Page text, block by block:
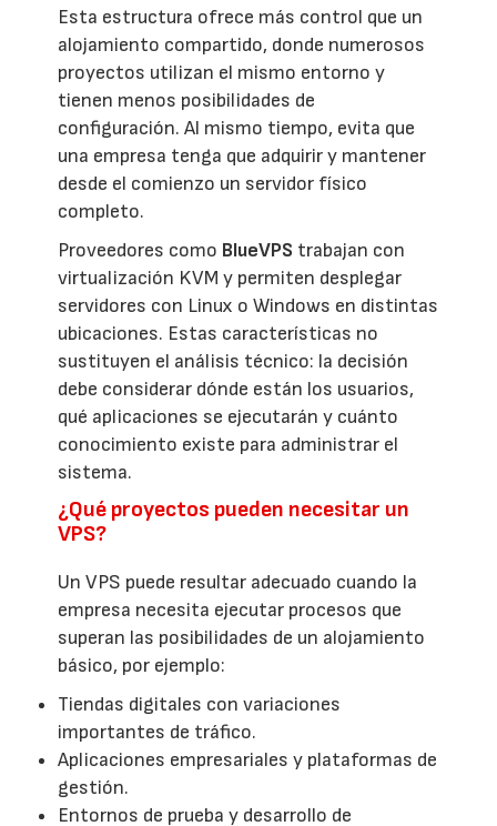
Esta estructura ofrece más control que un
alojamiento compartido, donde numerosos
proyectos utilizan el mismo entorno y
tienen menos posibilidades de
configuración. Al mismo tiempo, evita que
una empresa tenga que adquirir y mantener
desde el comienzo un servidor físico
completo.
Proveedores como BlueVPS trabajan con
virtualización KVM y permiten desplegar
servidores con Linux o Windows en distintas
ubicaciones. Estas características no
sustituyen el análisis técnico: la decisión
debe considerar dónde están los usuarios,
qué aplicaciones se ejecutarán y cuánto
conocimiento existe para administrar el
sistema.
¿Qué proyectos pueden necesitar un
VPS?
Un VPS puede resultar adecuado cuando la
empresa necesita ejecutar procesos que
superan las posibilidades de un alojamiento
básico, por ejemplo:
Tiendas digitales con variaciones
importantes de tráfico.
Aplicaciones empresariales y plataformas de
gestión.
Entornos de prueba y desarrollo de